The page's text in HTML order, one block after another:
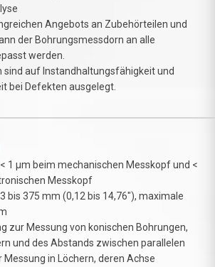
Angebots an Zubehörteilen und
der Bohrungsmessdorn an alle
werden.
sind auf Instandhaltungsfähigkeit und
bei Defekten ausgelegt.
1 µm beim mechanischen Messkopf und <
Messkopf
bis 375 mm (0,12 bis 14,76"), maximale
zur Messung von konischen Bohrungen,
und des Abstands zwischen parallelen
Messung in Löchern, deren Achse